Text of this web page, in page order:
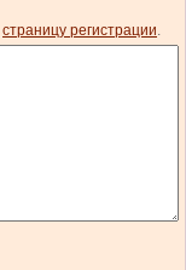
страницу регистрации.